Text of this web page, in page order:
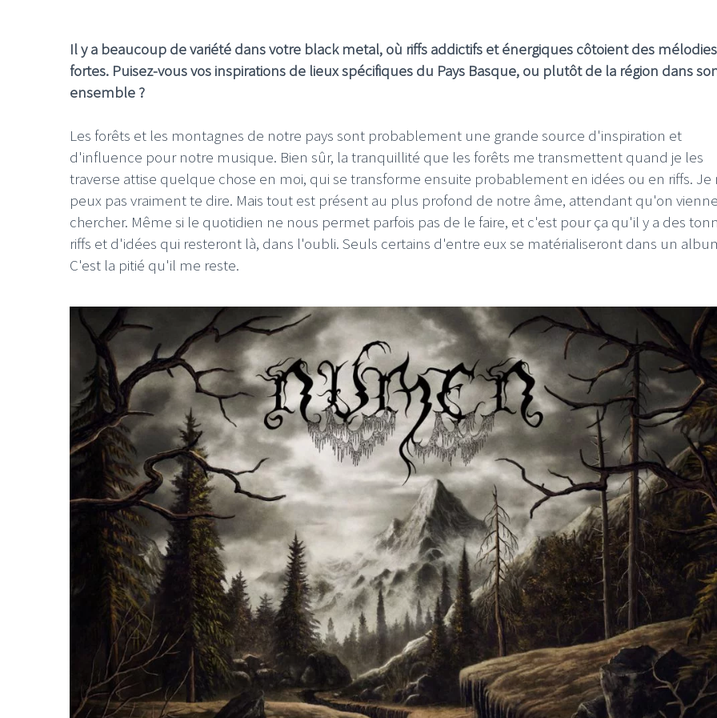
Il y a beaucoup de variété dans votre black metal, où riffs addictifs et énergiques côtoient des mélodies
fortes. Puisez-vous vos inspirations de lieux spécifiques du Pays Basque, ou plutôt de la région dans
ensemble ?
Les forêts et les montagnes de notre pays sont probablement une grande source d'inspiration et
d'influence pour notre musique. Bien sûr, la tranquillité que les forêts me transmettent quand je les
traverse attise quelque chose en moi, qui se transforme ensuite probablement en idées ou en riffs. Je
peux pas vraiment te dire. Mais tout est présent au plus profond de notre âme, attendant qu'on
chercher. Même si le quotidien ne nous permet parfois pas de le faire, et c'est pour ça qu'il y a des
riffs et d'idées qui resteront là, dans l'oubli. Seuls certains d'entre eux se matérialiseront dans un
C'est la pitié qu'il me reste.